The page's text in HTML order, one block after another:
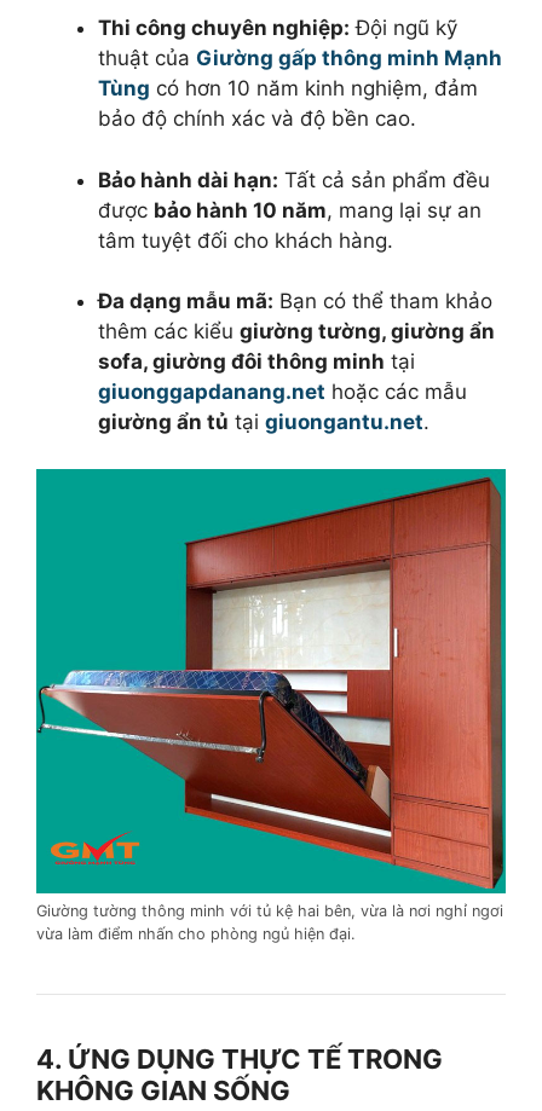
Thi công chuyên nghiệp: Đội ngũ kỹ
thuật của Giường gấp thông minh Mạnh
Tùng có hơn 10 năm kinh nghiệm, đảm
bảo độ chính xác và độ bền cao.
Bảo hành dài hạn: Tất cả sản phẩm đều
được bảo hành 10 năm, mang lại sự an
tâm tuyệt đối cho khách hàng.
Đa dạng mẫu mã: Bạn có thể tham khảo
thêm các kiểu giường tường, giường ẩn
sofa, giường đôi thông minh tại
giuonggapdanang.net hoặc các mẫu
giường ẩn tủ tại giuongantu.net.
Giường tường thông minh với tủ kệ hai bên, vừa là nơi nghỉ ngơi
vừa làm điểm nhấn cho phòng ngủ hiện đại.
4. ỨNG DỤNG THỰC TẾ TRONG
KHÔNG GIAN SỐNG